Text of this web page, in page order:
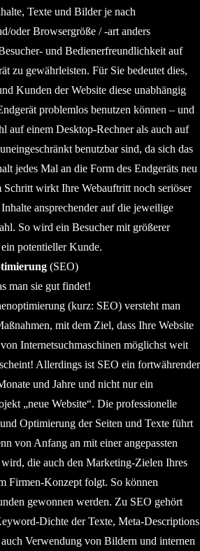
Texte und Bilder je nach
oder Browsergröße / -art anders
und Bedienerfreundlichkeit auf
zu gewährleisten. Für Sie bedeutet dies,
Kunden der Website diese unabhängig
problemlos benutzen können – und
auf einem Desktop-Rechner als auch auf
benutzbar sind, da sich das
jedes Mal an die Form des Endgeräts neu
Schritt wirkt Ihre Webauftritt noch seriöser
ansprechender auf die jeweilige
So wird ein Besucher mit größerer
potentieller Kunde.
(SEO)
man sie gut findet!
(kurz: SEO) versteht man
mit dem Ziel, dass Ihre Website
Internetsuchmaschinen möglichst weit
Allerdings ist SEO ein fortwährender
und Jahre und nicht nur ein
„neue Website“. Die professionelle
Optimierung der Seiten und Texte führt
von Anfang an mit einer angepassten
wird, die auch den Marketing-Zielen Ihres
Firmen-Konzept folgt. So können
gewonnen werden. Zu SEO gehört
Dichte der Texte, Meta-Descriptions
Verwendung von Bildern und internen